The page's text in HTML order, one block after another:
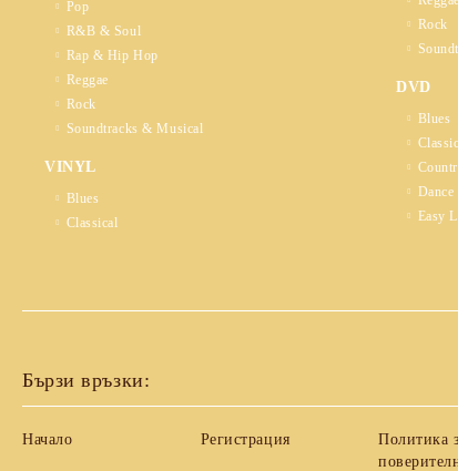
Pop
R&B & Soul
Rap & Hip Hop
Reggae
Rock
Soundtracks & Musical
VINYL
Blues
Classical
Rock
DVD
Blues
Easy
Бързи връзки:
Начало Регистрация
Политика